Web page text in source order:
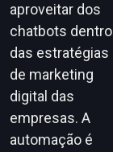
aproveitar dos
chatbots dentro
das estratégias
de marketing
digital das
empresas. A
automação é